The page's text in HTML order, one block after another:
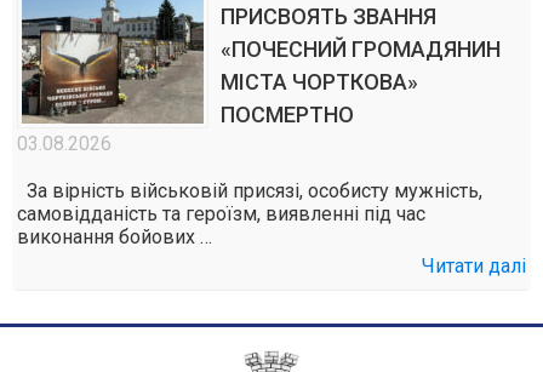
ПРИСВОЯТЬ ЗВАННЯ
«ПОЧЕСНИЙ ГРОМАДЯНИН
МІСТА ЧОРТКОВА»
ПОСМЕРТНО
03.08.2026
За вірність військовій присязі, особисту мужність,
самовідданість та героїзм, виявленні під час
виконання бойових …
Читати далі